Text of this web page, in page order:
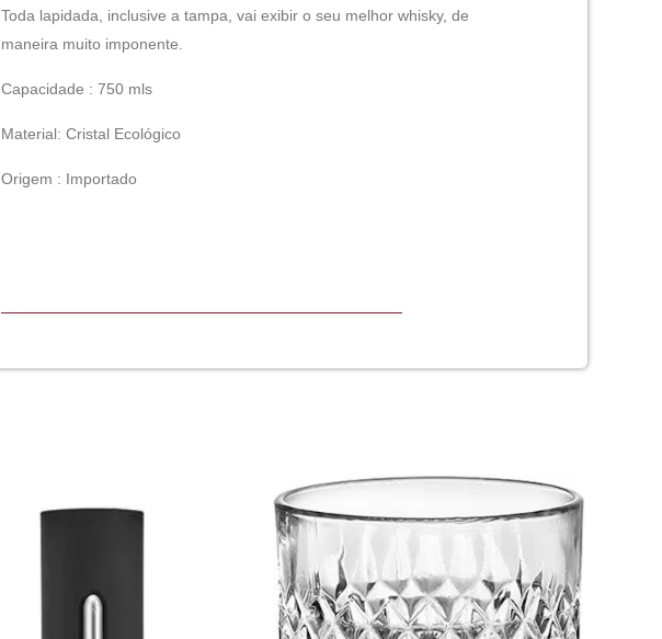
Toda lapidada, inclusive a tampa, vai exibir o seu melhor whisky, de
maneira muito imponente.
Capacidade : 750 mls
Material: Cristal Ecológico
Origem : Importado